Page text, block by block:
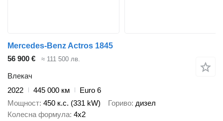
Mercedes-Benz Actros 1845
56 900 €
≈ 111 500 лв.
Влекач
2022
445 000 км
Euro 6
Мощност 450 к.с. (331 kW) Гориво дизел
Колесна формула 4x2